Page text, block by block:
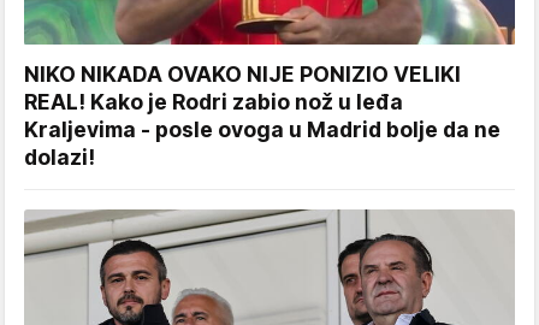
NIKO NIKADA OVAKO NIJE PONIZIO VELIKI
REAL! Kako je Rodri zabio nož u leđa
Kraljevima - posle ovoga u Madrid bolje da ne
dolazi!